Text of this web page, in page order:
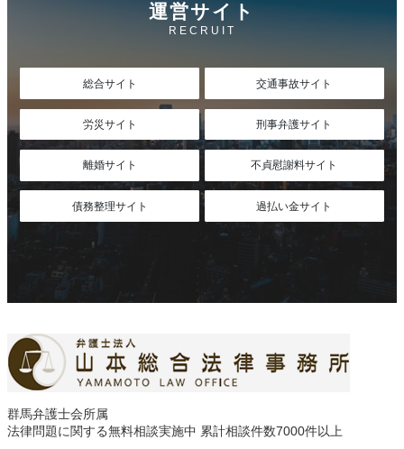
運営サイト
RECRUIT
総合サイト 交通事故サイト
労災サイト 刑事弁護サイト
離婚サイト 不貞慰謝料サイト
債務整理サイト 過払い金サイト
群馬弁護士会所属
法律問題に関する無料相談実施中 累計相談件数7000件以上